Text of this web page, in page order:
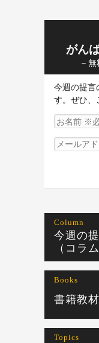
がん
– 無
今週の提言
す。ぜひ、
Column
今週の
（コラム
Books
書籍教材
Topics